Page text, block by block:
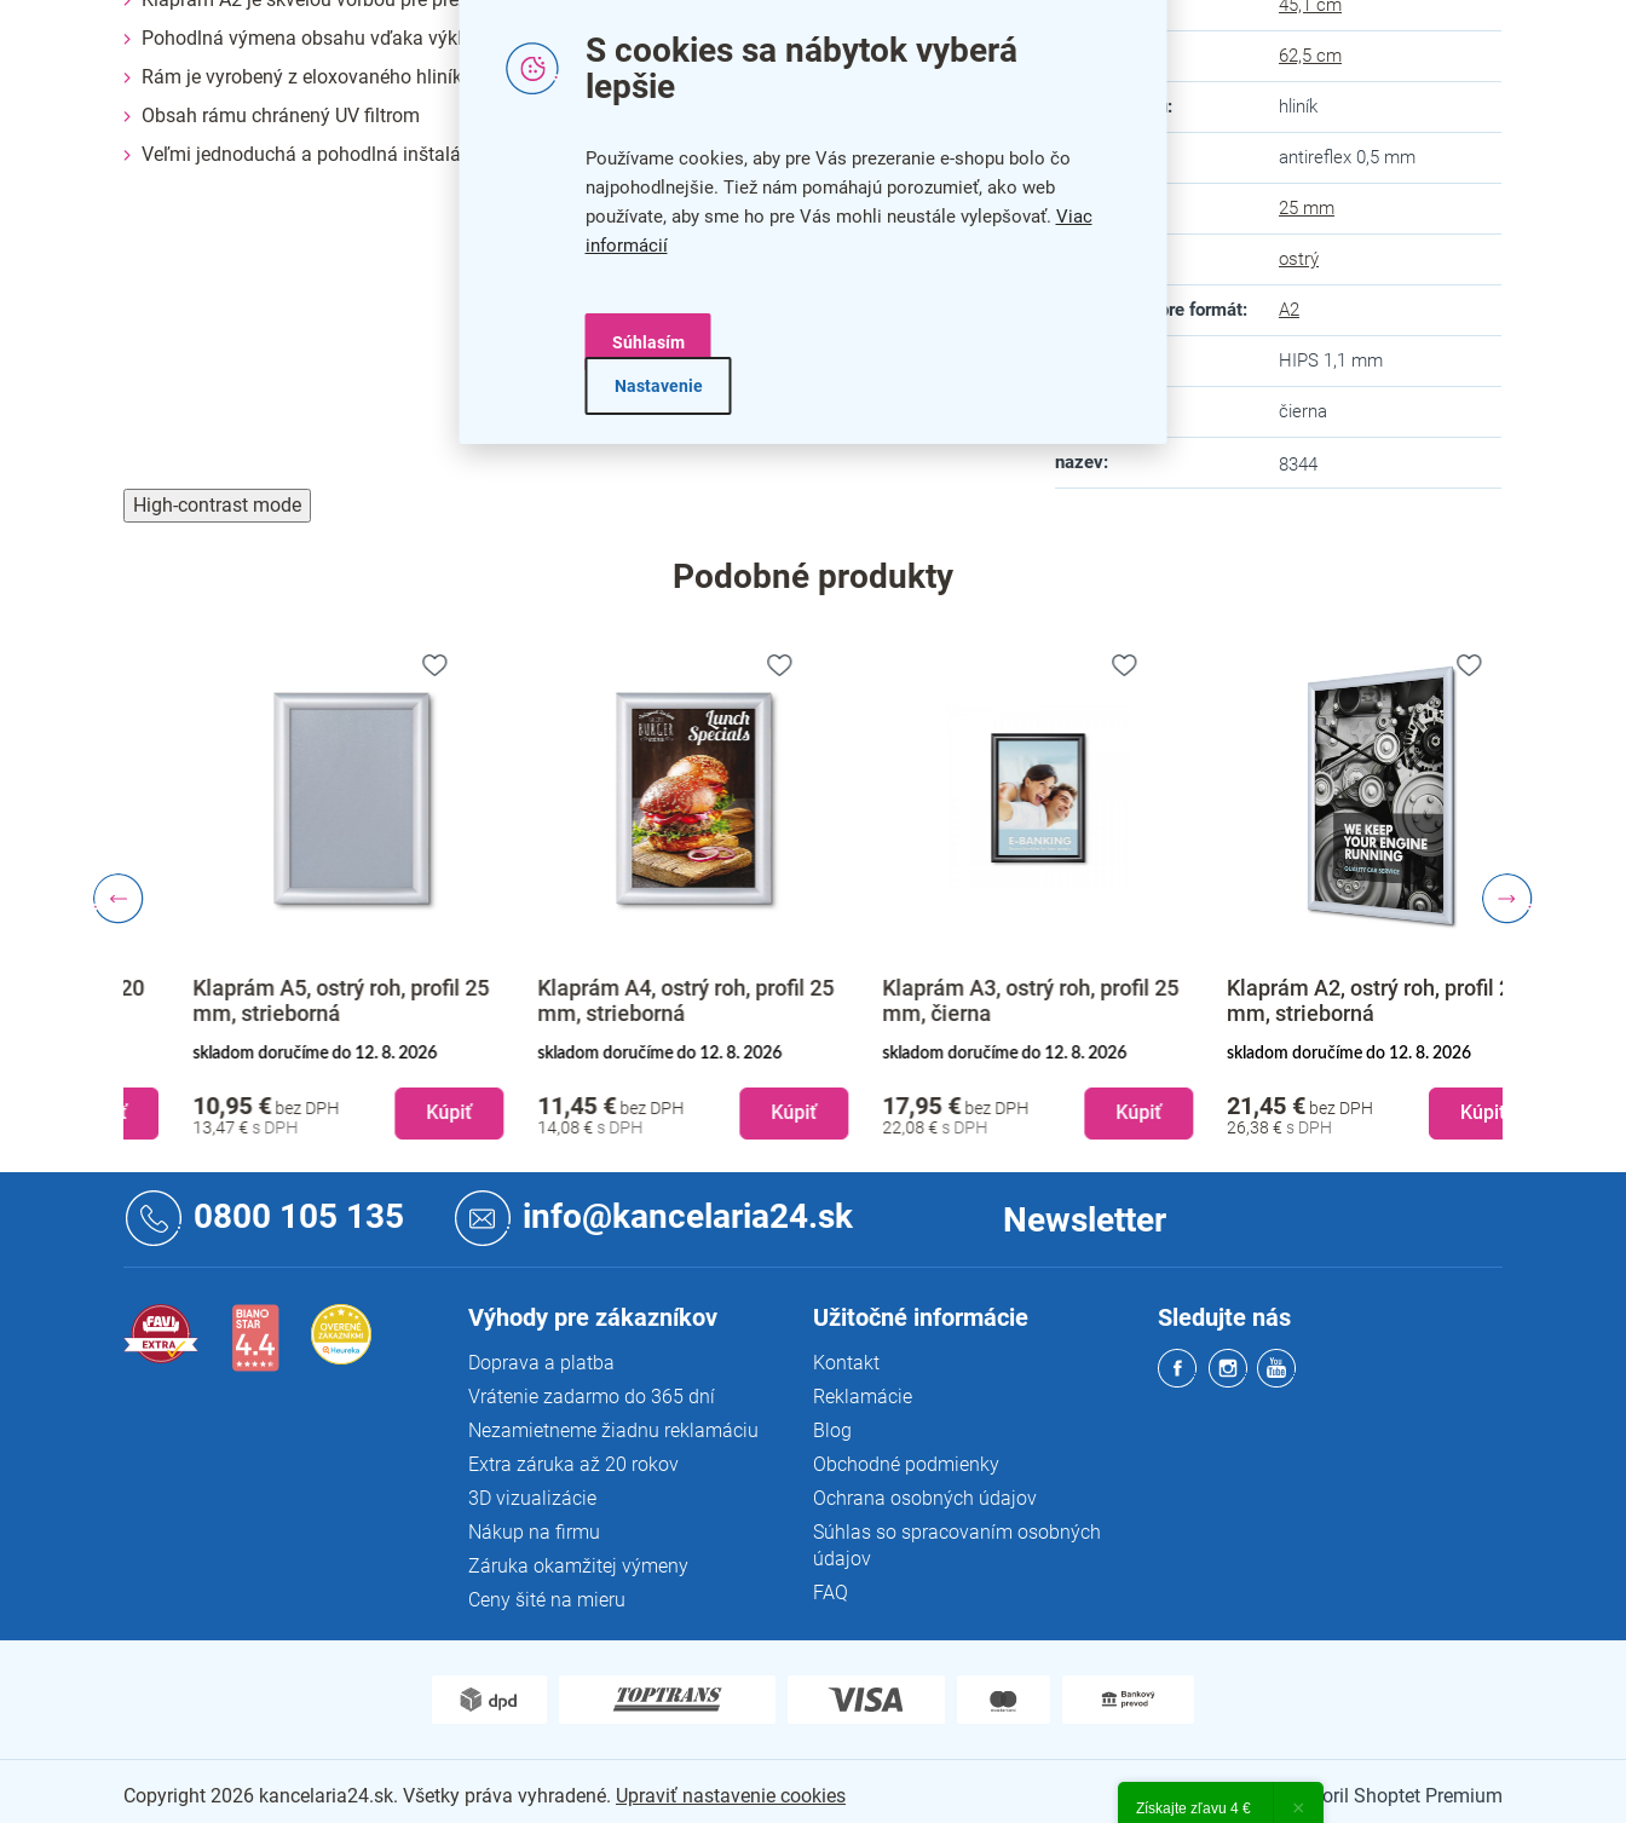
S cookies sa nábytok vyberá
lepšie
Používame cookies, aby pre Vás prezeranie e-shopu bolo čo
najpohodlnejšie. Tiež nám pomáhajú porozumieť, ako web
používate, aby sme ho pre Vás mohli neustále vylepšovať. Viac
informácií
Nastavenie
Súhlasím
Pohodlná výmena obsahu vďaka výklopným stranám rámu
Rám je vyrobený z eloxovaného hliníka
Obsah rámu chránený UV filtrom
Veľmi jednoduchá a pohodlná inštalácia
45,1 cm
62,5 cm
Materiál rámu: hliník
Predný panel antireflex 0,5 mm
Šírka rámu 25 mm
ostrý
Uspôsobené pre formát: A2
HIPS 1,1 mm
čierna
nazev: 8344
High-contrast mode
Podobné produkty
Klaprám A5, ostrý roh, profil 25
mm, strieborná
skladom doručíme do 12. 8. 2026
13,47 €
10,95 €bez DPH
Klaprám A4, ostrý roh, profil 25
mm, strieborná
skladom doručíme do 12. 8. 2026
14,08 €
11,45 €bez DPH
Klaprám A3, ostrý roh, profil 25
mm, čierna
skladom doručíme do 12. 8. 2026
22,08 €
17,95 €bez DPH
Klaprám A2, ostrý roh, profil 25
mm, strieborná
skladom doručíme do 12. 8. 2026
26,38 €
21,45 € bez DPH
0800 105 135 info@kancelaria24.sk Newsletter
Výhody pre zákazníkov
Doprava a platba
Vrátenie zadarmo do 365 dní
Nezamietneme žiadnu reklamáciu
Extra záruka až 20 rokov
3D vizualizácie
Nákup na firmu
Záruka okamžitej výmeny
Ceny šité na mieru
Užitočné informácie
Kontakt
Reklamácie
Blog
Obchodné podmienky
Ochrana osobných údajov
Súhlas so spracovaním osobných
údajov
FAQ
Sledujte nás
Vytvoril Shoptet Premium
Copyright 2026 kancelaria24.sk. Všetky práva vyhradené. Upraviť nastavenie cookies
Získajte zľavu 4 € ×